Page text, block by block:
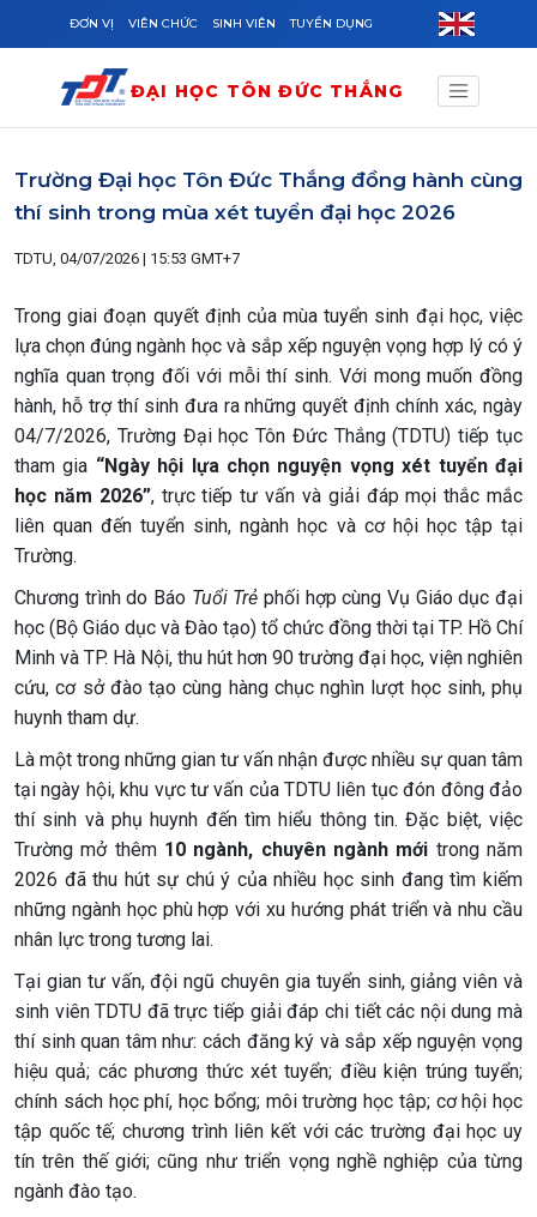
Skip to main content
ĐƠN VỊ VIÊN CHỨC SINH VIÊN TUYỂN DỤNG
ĐẠI HỌC TÔN ĐỨC THẮNG
Trường Đại học Tôn Đức Thắng đồng hành cùng
thí sinh trong mùa xét tuyển đại học 2026
TDTU, 04/07/2026 | 15:53 GMT+7
Trong giai đoạn quyết định của mùa tuyển sinh đại học, việc
lựa chọn đúng ngành học và sắp xếp nguyện vọng hợp lý có ý
nghĩa quan trọng đối với mỗi thí sinh. Với mong muốn đồng
hành, hỗ trợ thí sinh đưa ra những quyết định chính xác, ngày
04/7/2026, Trường Đại học Tôn Đức Thắng (TDTU) tiếp tục
tham gia “Ngày hội lựa chọn nguyện vọng xét tuyển đại
học năm 2026”, trực tiếp tư vấn và giải đáp mọi thắc mắc
liên quan đến tuyển sinh, ngành học và cơ hội học tập tại
Trường.
Chương trình do Báo Tuổi Trẻ phối hợp cùng Vụ Giáo dục đại
học (Bộ Giáo dục và Đào tạo) tổ chức đồng thời tại TP. Hồ Chí
Minh và TP. Hà Nội, thu hút hơn 90 trường đại học, viện nghiên
cứu, cơ sở đào tạo cùng hàng chục nghìn lượt học sinh, phụ
huynh tham dự.
Là một trong những gian tư vấn nhận được nhiều sự quan tâm
tại ngày hội, khu vực tư vấn của TDTU liên tục đón đông đảo
thí sinh và phụ huynh đến tìm hiểu thông tin. Đặc biệt, việc
Trường mở thêm 10 ngành, chuyên ngành mới trong năm
2026 đã thu hút sự chú ý của nhiều học sinh đang tìm kiếm
những ngành học phù hợp với xu hướng phát triển và nhu cầu
nhân lực trong tương lai.
Tại gian tư vấn, đội ngũ chuyên gia tuyển sinh, giảng viên và
sinh viên TDTU đã trực tiếp giải đáp chi tiết các nội dung mà
thí sinh quan tâm như: cách đăng ký và sắp xếp nguyện vọng
hiệu quả; các phương thức xét tuyển; điều kiện trúng tuyển;
chính sách học phí, học bổng; môi trường học tập; cơ hội học
tập quốc tế; chương trình liên kết với các trường đại học uy
tín trên thế giới; cũng như triển vọng nghề nghiệp của từng
ngành đào tạo.